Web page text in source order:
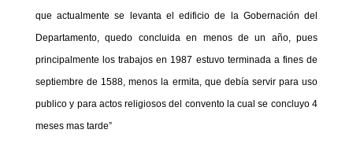
que actualmente se levanta el edificio de la Gobernación del
Departamento, quedo concluida en menos de un año, pues
principalmente los trabajos en 1987 estuvo terminada a fines de
septiembre de 1588, menos la ermita, que debía servir para uso
publico y para actos religiosos del convento la cual se concluyo 4
meses mas tarde”